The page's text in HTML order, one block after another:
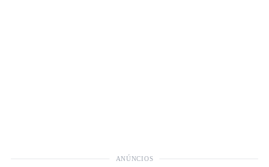
ANÚNCIOS